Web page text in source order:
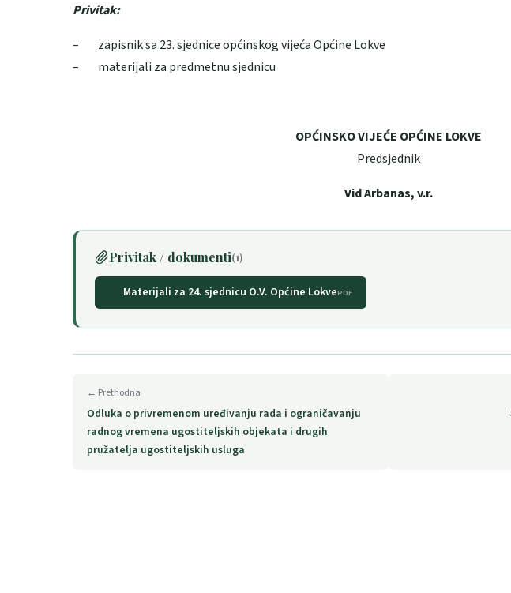
Privitak:
– zapisnik sa 23. sjednice općinskog vijeća Općine Lokve
– materijali za predmetnu sjednicu
OPĆINSKO VIJEĆE OPĆINE LOKVE
Predsjednik
Vid Arbanas, v.r.
Privitak / dokumenti(1)
Materijali za 24. sjednicu O.V. Općine LokvePDF
← Prethodna
Odluka o privremenom uređivanju rada i ograničavanju
radnog vremena ugostiteljskih objekata i drugih
pružatelja ugostiteljskih usluga